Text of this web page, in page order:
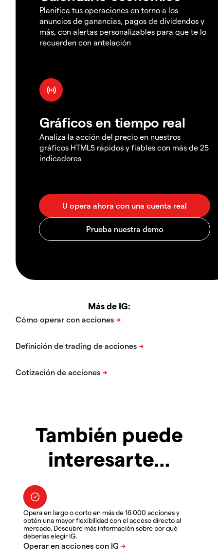
Planifica tus operaciones en torno a los
anuncios de ganancias, pagos de dividendos y
más, con alertas personalizables para que te lo
recuerden con antelación
Gráficos en tiempo real
Analiza la acción del precio en nuestros
gráficos HTML5 rápidos y fiables con más de 25
indicadores
Más de IG:
También puede
interesarte…
Opera en largo o corto en más de 16 000 acciones y
obtén una mayor flexibilidad con el acceso directo al
mercado. Descubre más información sobre por qué
deberías elegir IG.